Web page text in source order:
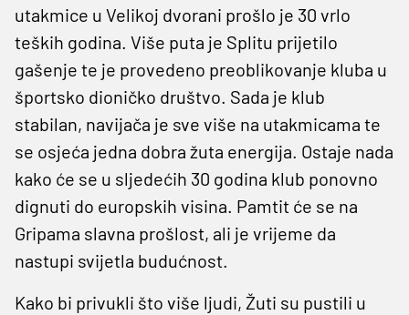
utakmice u Velikoj dvorani prošlo je 30 vrlo
teških godina. Više puta je Splitu prijetilo
gašenje te je provedeno preoblikovanje kluba u
športsko dioničko društvo. Sada je klub
stabilan, navijača je sve više na utakmicama te
se osjeća jedna dobra žuta energija. Ostaje nada
kako će se u sljedećih 30 godina klub ponovno
dignuti do europskih visina. Pamtit će se na
Gripama slavna prošlost, ali je vrijeme da
nastupi svijetla budućnost.
Kako bi privukli što više ljudi, Žuti su pustili u